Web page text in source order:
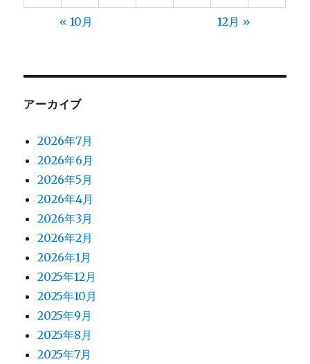
« 10月 12月 »
アーカイブ
2026年7月
2026年6月
2026年5月
2026年4月
2026年3月
2026年2月
2026年1月
2025年12月
2025年10月
2025年9月
2025年8月
2025年7月